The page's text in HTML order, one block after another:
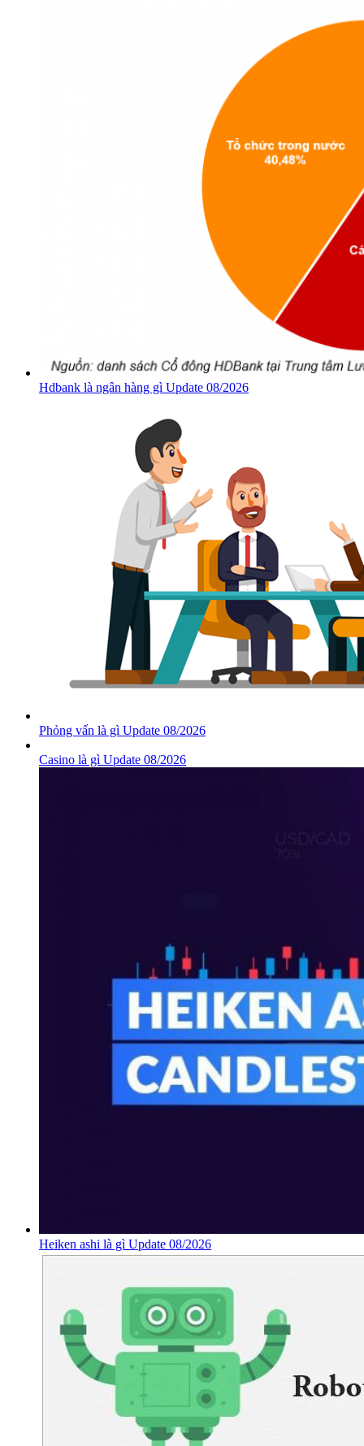
Hdbank là ngân hàng gì Update 08/2026
Phỏng vấn là gì Update 08/2026
Casino là gì Update 08/2026
Heiken ashi là gì Update 08/2026